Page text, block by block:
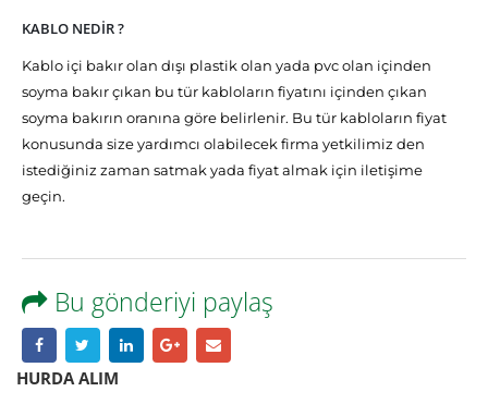
KABLO NEDİR ?
Kablo içi bakır olan dışı plastik olan yada pvc olan içinden
soyma bakır çıkan bu tür kabloların fiyatını içinden çıkan
soyma bakırın oranına göre belirlenir. Bu tür kabloların fiyat
konusunda size yardımcı olabilecek firma yetkilimiz den
istediğiniz zaman satmak yada fiyat almak için iletişime
geçin.
Bu gönderiyi paylaş
HURDA ALIM